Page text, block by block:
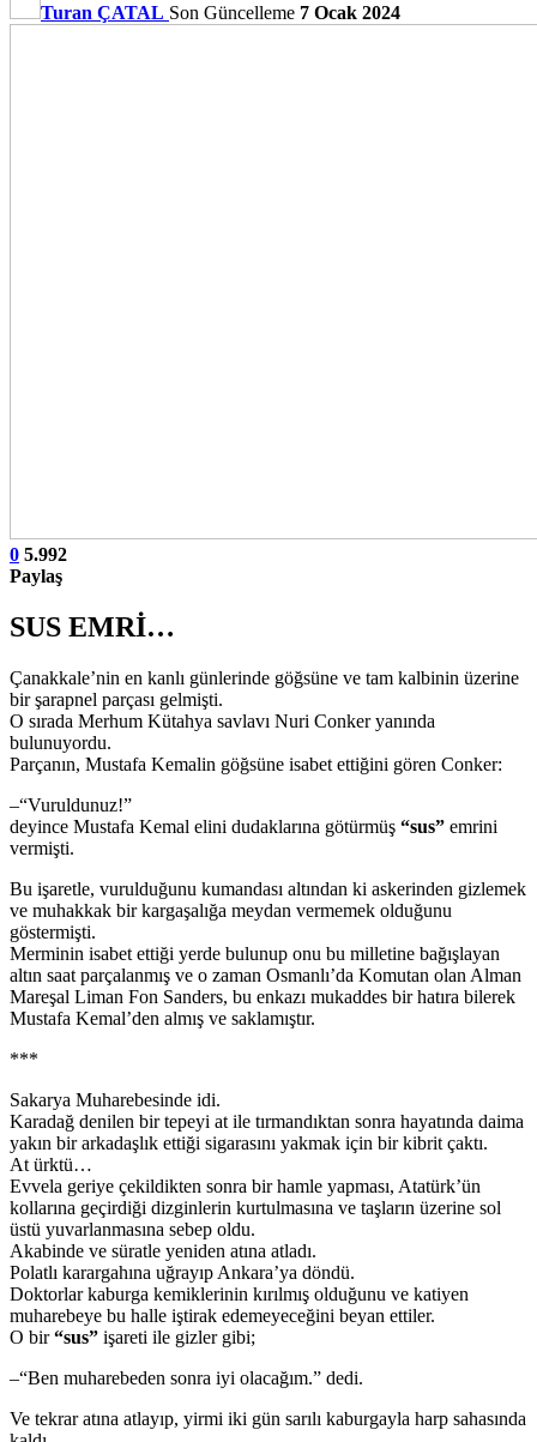
Turan ÇATAL Son Güncelleme 7 Ocak 2024
0 5.992
Paylaş
SUS EMRİ…
Çanakkale’nin en kanlı günlerinde göğsüne ve tam kalbinin üzerine
bir şarapnel parçası gelmişti.
O sırada Merhum Kütahya savlavı Nuri Conker yanında
bulunuyordu.
Parçanın, Mustafa Kemalin göğsüne isabet ettiğini gören Conker:
–“Vuruldunuz!”
deyince Mustafa Kemal elini dudaklarına götürmüş “sus” emrini
vermişti.
Bu işaretle, vurulduğunu kumandası altından ki askerinden gizlemek
ve muhakkak bir kargaşalığa meydan vermemek olduğunu
göstermişti.
Merminin isabet ettiği yerde bulunup onu bu milletine bağışlayan
altın saat parçalanmış ve o zaman Osmanlı’da Komutan olan Alman
Mareşal Liman Fon Sanders, bu enkazı mukaddes bir hatıra bilerek
Mustafa Kemal’den almış ve saklamıştır.
***
Sakarya Muharebesinde idi.
Karadağ denilen bir tepeyi at ile tırmandıktan sonra hayatında daima
yakın bir arkadaşlık ettiği sigarasını yakmak için bir kibrit çaktı.
At ürktü…
Evvela geriye çekildikten sonra bir hamle yapması, Atatürk’ün
kollarına geçirdiği dizginlerin kurtulmasına ve taşların üzerine sol
üstü yuvarlanmasına sebep oldu.
Akabinde ve süratle yeniden atına atladı.
Polatlı karargahına uğrayıp Ankara’ya döndü.
Doktorlar kaburga kemiklerinin kırılmış olduğunu ve katiyen
muharebeye bu halle iştirak edemeyeceğini beyan ettiler.
O bir“sus” işareti ile gizler gibi;
–“Ben muharebeden sonra iyi olacağım.” dedi.
Ve tekrar atına atlayıp, yirmi iki gün sarılı kaburgayla harp sahasında